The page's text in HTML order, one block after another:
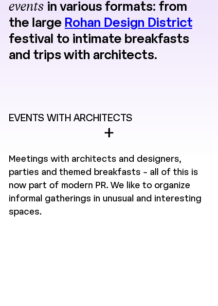
events in various formats: from
the large Rohan Design District
festival to intimate breakfasts
and trips with architects.
EVENTS WITH ARCHITECTS
+
Meetings with architects and designers,
parties and themed breakfasts – all of this is
now part of modern PR. We like to organize
informal gatherings in unusual and interesting
spaces.